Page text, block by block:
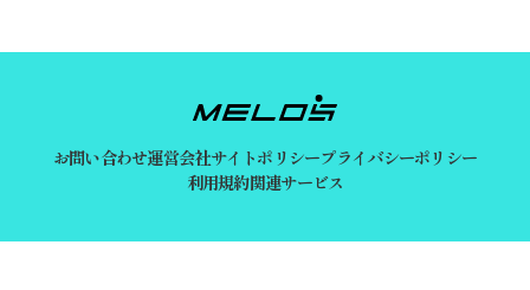
お問い合わせ運営会社サイトポリシープライバシーポリシー
利用規約関連サービス